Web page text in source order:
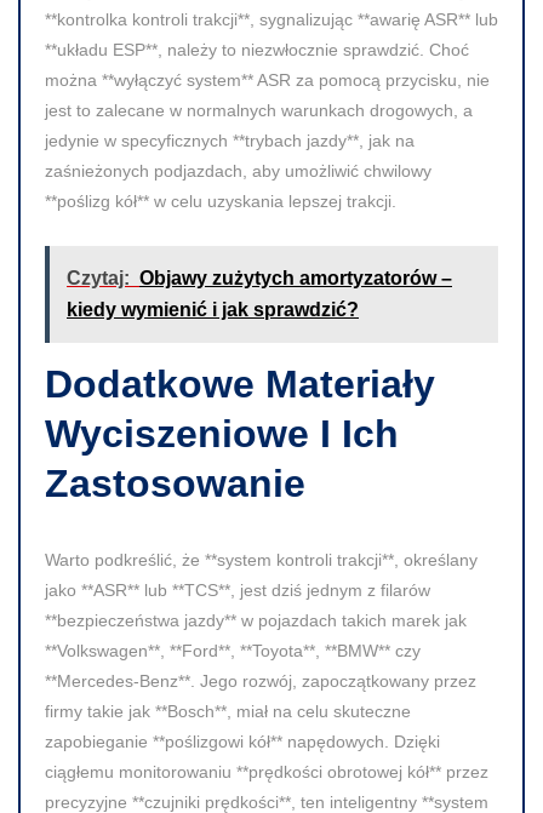
**kontrolka kontroli trakcji**, sygnalizując **awarię ASR** lub
**układu ESP**, należy to niezwłocznie sprawdzić. Choć
można **wyłączyć system** ASR za pomocą przycisku, nie
jest to zalecane w normalnych warunkach drogowych, a
jedynie w specyficznych **trybach jazdy**, jak na
zaśnieżonych podjazdach, aby umożliwić chwilowy
**poślizg kół** w celu uzyskania lepszej trakcji.
Czytaj: Objawy zużytych amortyzatorów –
kiedy wymienić i jak sprawdzić?
Dodatkowe Materiały
Wyciszeniowe I Ich
Zastosowanie
Warto podkreślić, że **system kontroli trakcji**, określany
jako **ASR** lub **TCS**, jest dziś jednym z filarów
**bezpieczeństwa jazdy** w pojazdach takich marek jak
**Volkswagen**, **Ford**, **Toyota**, **BMW** czy
**Mercedes-Benz**. Jego rozwój, zapoczątkowany przez
firmy takie jak **Bosch**, miał na celu skuteczne
zapobieganie **poślizgowi kół** napędowych. Dzięki
ciągłemu monitorowaniu **prędkości obrotowej kół** przez
precyzyjne **czujniki prędkości**, ten inteligentny **system